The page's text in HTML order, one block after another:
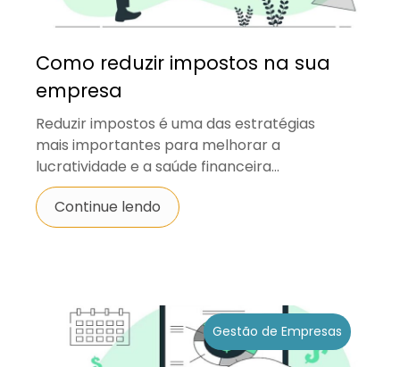
Como reduzir impostos na sua
empresa
Reduzir impostos é uma das estratégias
mais importantes para melhorar a
lucratividade e a saúde financeira...
Continue lendo
Gestão de Empresas